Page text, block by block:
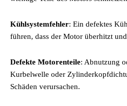
Kühlsystemfehler: Ein defektes
führen, dass der Motor überhitzt
Defekte Motorenteile: Abnutzung
Kurbelwelle oder
Schäden verursachen.